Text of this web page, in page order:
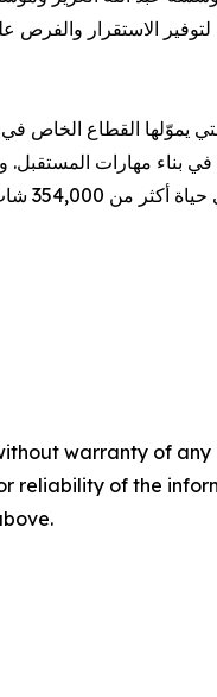
المؤسسات التعليمية التي
في بناء مهارات
warranty of
reliability of the